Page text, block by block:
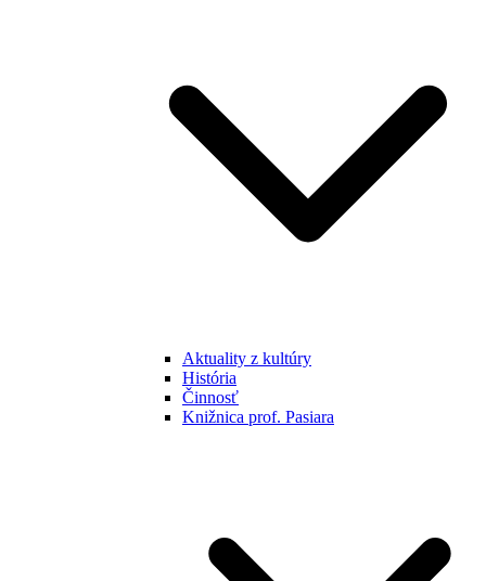
Aktuality z kultúry
História
Činnosť
Knižnica prof. Pasiara